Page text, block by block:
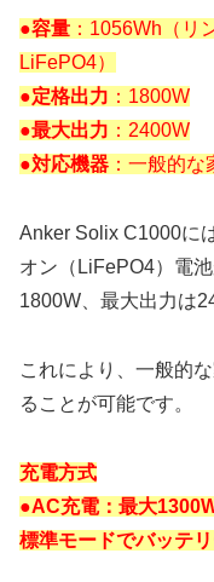
●容量 ：1056Wh（リ
LiFePO4）
●定格出力 ：1800W
●最大出力 ：2400W
●対応機器 ：一般的
Anker Solix C1000に
オン（LiFePO4）電
1800W、最大出力は
これにより、一般的
ることが可能です。
充電方式
●AC充電：最大
標準モードでバッテ